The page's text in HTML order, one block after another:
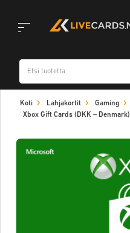
navigation
Koti Lahjakortit Gaming
Xbox Gift Cards (DKK – Denmark)